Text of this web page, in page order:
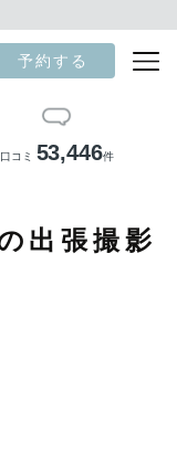
予約する
口コミ 53,446件
出張撮影